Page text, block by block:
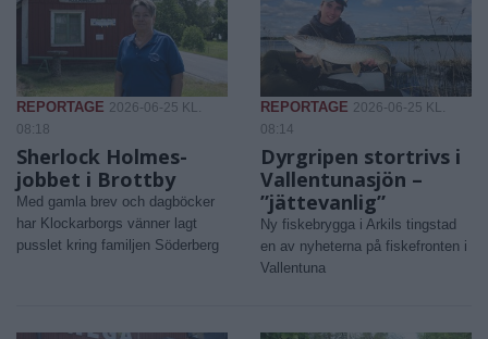
REPORTAGE 2026-06-25 KL.
08:18
Sherlock Holmes-
jobbet i Brottby
Med gamla brev och dagböcker
har Klockarborgs vänner lagt
pusslet kring familjen Söderberg
REPORTAGE 2026-06-25 KL.
08:14
Dyrgripen stortrivs i
Vallentunasjön –
”jättevanlig”
Ny fiskebrygga i Arkils tingstad
en av nyheterna på fiskefronten i
Vallentuna